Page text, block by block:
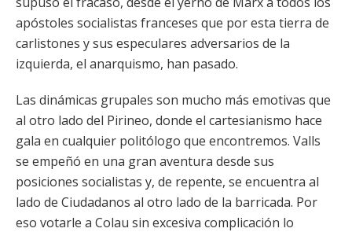
apóstoles socialistas franceses que por esta tierra de
carlistones y sus especulares adversarios de la
izquierda, el anarquismo, han pasado.
Las dinámicas grupales son mucho más emotivas que
al otro lado del Pirineo, donde el cartesianismo hace
gala en cualquier politólogo que encontremos. Valls
se empeñó en una gran aventura desde sus
posiciones socialistas y, de repente, se encuentra al
lado de Ciudadanos al otro lado de la barricada. Por
eso votarle a Colau sin excesiva complicación lo